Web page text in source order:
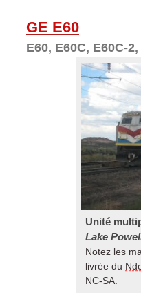
GE E60
E60, E60C, E60C-
Unité
Lake
Notez les
livrée du
NC-SA.